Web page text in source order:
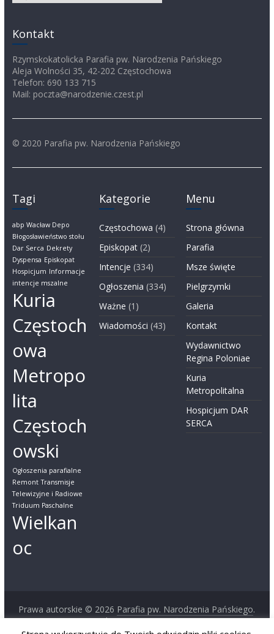
Kontakt
Rzymskokatolicka Parafia pw. Narodzenia Pańskiego
Aleja Wolności 35, 42-202 Częstochowa
Telefon: 690 133 715
Mail: poczta@narodzenie.czest.pl
© 2020 Parafia pw. Narodzenia Pańskiego
Tagi
abp Wacław Depo
Błogosławieństwo stołu
Dar Serca Dekrety
Dyspensa Episkopat
Hospicjum Informacje
intencje mszalne
Kuria
Częstoch
owa
Metropo
lita
Częstoch
owski
Ogłoszenia parafialne
Remont Transmisje
Telewizyjne i Radiowe
Triduum Paschalne
Wielkan
oc
Kategorie
Częstochowa (4)
Episkopat (2)
Intencje (334)
Ogłoszenia (334)
Ważne (1)
Wiadomości (43)
Menu
Strona główna
Parafia
Msze święte
Pielgrzymki
Galeria
Kontakt
Wydawnictwo
Regina Poloniae
Kuria
Metropolitalna
Hospicjum DAR
SERCA
Prawa autorskie © 2026 Parafia pw. Narodzenia Pańskiego.
Wszystkie prawa zastrzeżone.